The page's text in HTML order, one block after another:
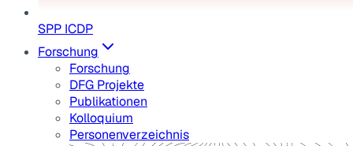
SPP ICDP
Forschung
Forschung
DFG Projekte
Publikationen
Kolloquium
Personenverzeichnis